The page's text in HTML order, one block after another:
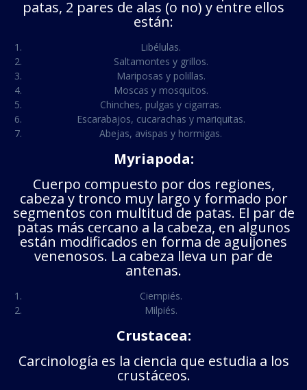
patas, 2 pares de alas (o no) y entre ellos
están:
Libélulas.
Saltamontes y grillos.
Mariposas y polillas.
Moscas y mosquitos.
Chinches, pulgas y cigarras.
Escarabajos, cucarachas y mariquitas.
Abejas, avispas y hormigas.
Myriapoda:
Cuerpo compuesto por dos regiones,
cabeza y tronco muy largo y formado por
segmentos con multitud de patas. El par de
patas más cercano a la cabeza, en algunos
están modificados en forma de aguijones
venenosos. La cabeza lleva un par de
antenas.
Ciempiés.
Milpiés.
Crustacea:
Carcinología es la ciencia que estudia a los
crustáceos.